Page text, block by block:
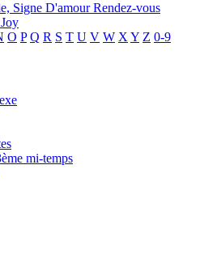
Signe D'amourRendez-vous
Joy
O P Q R S T U V W X Y Z 0-9
mi-temps